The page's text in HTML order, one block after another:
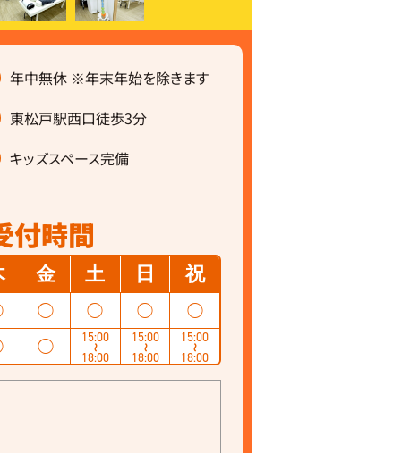
年中無休 ※年末年始を除きます
東松戸駅西口徒歩3分
キッズスペース完備
付時間
金 土 日 祝
◯ ◯ ◯
◯
◯ 15:00
〜
18:00
15:00
〜
18:00
15:00
〜
18:00